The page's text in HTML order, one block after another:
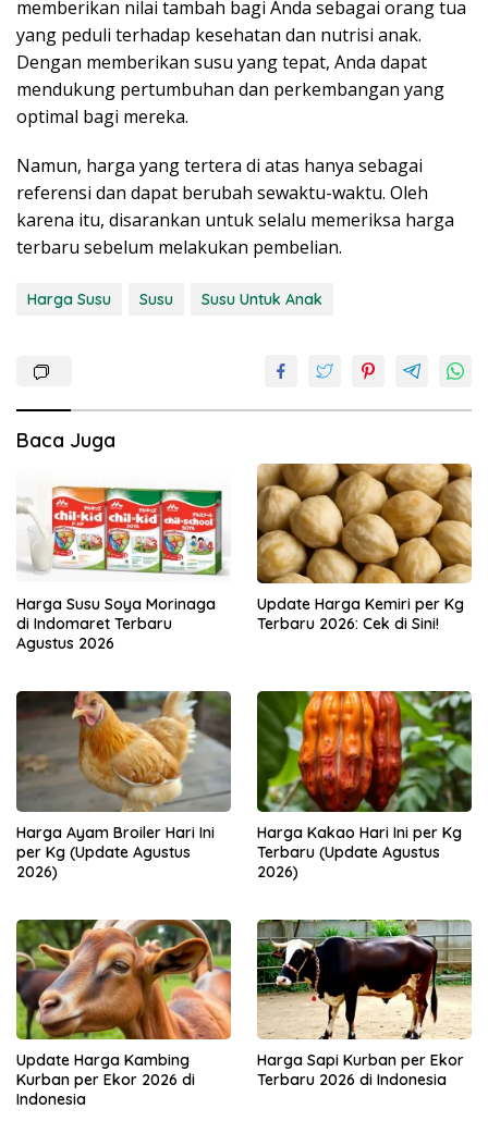
memberikan nilai tambah bagi Anda sebagai orang tua
yang peduli terhadap kesehatan dan nutrisi anak.
Dengan memberikan susu yang tepat, Anda dapat
mendukung pertumbuhan dan perkembangan yang
optimal bagi mereka.
Namun, harga yang tertera di atas hanya sebagai
referensi dan dapat berubah sewaktu-waktu. Oleh
karena itu, disarankan untuk selalu memeriksa harga
terbaru sebelum melakukan pembelian.
Harga Susu Susu Susu Untuk Anak
Baca Juga
Harga Susu Soya Morinaga
di Indomaret Terbaru
Agustus 2026
Update Harga Kemiri per Kg
Terbaru 2026: Cek di Sini!
Harga Ayam Broiler Hari Ini
per Kg (Update Agustus
2026)
Harga Kakao Hari Ini per Kg
Terbaru (Update Agustus
2026)
Update Harga Kambing
Kurban per Ekor 2026 di
Indonesia
Harga Sapi Kurban per Ekor
Terbaru 2026 di Indonesia